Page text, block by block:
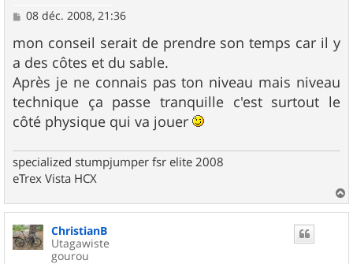
M
s
s
a
g
e
08 déc. 2008, 21:36
mon conseil serait de prendre son temps car il y
a des côtes et du sable.
Après je ne connais pas ton niveau mais niveau
technique ça passe tranquille c'est surtout le
côté physique qui va jouer
specialized stumpjumper fsr elite 2008
eTrex Vista HCX
a
ChristianB
Utagawiste
gourou